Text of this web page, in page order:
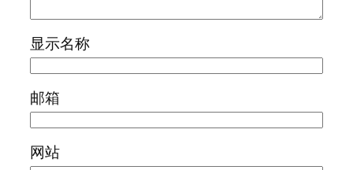
显示名称
邮箱
网站